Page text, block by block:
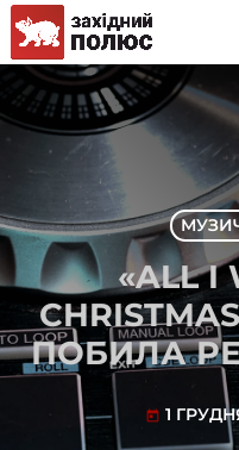
«ALL I
ПОБИЛА
today 1